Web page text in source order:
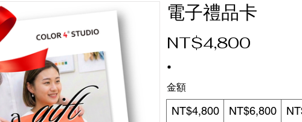
電子禮品卡
NT$4,800
金額
NT$4,800 NT$6,800